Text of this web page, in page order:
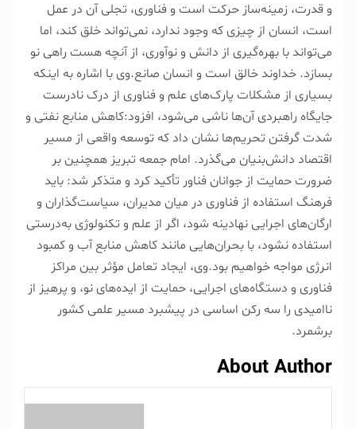
و قدرت، زمینه‌ساز حرکت است و فناوری، تجلی آن در عمل
است، انسان از چیزی که وجود ندارد، نمی‌تواند خلق کند، اما
می‌تواند با بهره‌گیری از دانش و نوآوری، از آنچه هست راهی نو
بسازد. خداوند خالق است و انسان صانع.وی با اشاره به اینکه
بسیاری از مشکلات پارک‌های علم و فناوری از درک نادرست
جایگاه راهبردی آن‌ها ناشی می‌شود، افزود:کاهش منابع نفتی و
شدت‌ گرفتن تحریم‌ها نشان داد که توسعه واقعی از مسیر
اقتصاد دانش‌بنیان می‌گذرد. امام جمعه تبریز همچنین بر
ضرورت حمایت از جوانان فناور تأکید کرد و متذکر شد: باید
فرهنگ استفاده از فناوری در میان مدیران، سیاست‌گذاران و
ارگان‌های اجرایی نهادینه شود، اگر از علم و تکنولوژی به‌درستی
استفاده نشود، با بحران‌هایی مانند کاهش منابع آب و کمبود
انرژی مواجه خواهیم بود.وی، ایجاد تعامل مؤثر بین مراکز
فناوری و دستگاه‌های اجرایی، حمایت از ایده‌های نو، و پرهیز از
ناامیدی را سه رکن اساسی در پیشبرد مسیر علمی کشور
برشمرد.
About Author